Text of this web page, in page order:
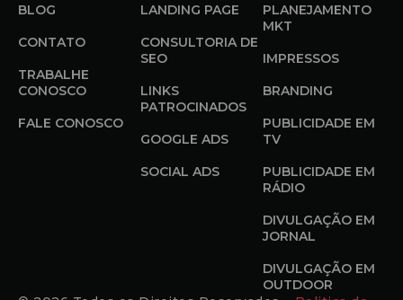
BLOG
CONTATO
TRABALHE
CONOSCO
FALE CONOSCO
LANDING PAGE
CONSULTORIA DE
SEO
LINKS
PATROCINADOS
GOOGLE ADS
SOCIAL ADS
PLANEJAMENTO
MKT
IMPRESSOS
BRANDING
PUBLICIDADE EM
TV
PUBLICIDADE EM
RÁDIO
DIVULGAÇÃO EM
JORNAL
DIVULGAÇÃO EM
OUTDOOR